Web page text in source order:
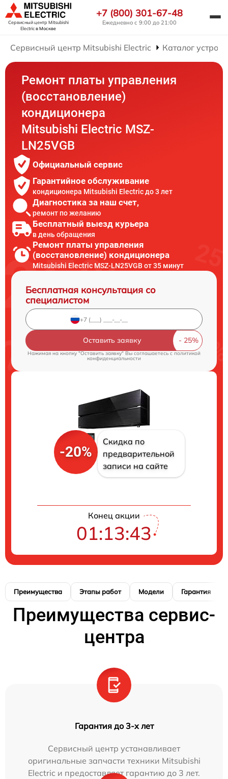
Сервисный центр Mitsubishi
Electricв Москве
+7 (800) 301-67-48
Ежедневно с 9:00 до 21:00
Сервисный центр Mitsubishi Electric Каталог
Ремонт платы управления
(восстановление)
кондиционера
Mitsubishi Electric MSZ-
LN25VGB
Официальный сервис
Гарантийное обслуживание
кондиционера Mitsubishi Electric до 3 лет
Диагностика за наш счет,
ремонт по желанию
Бесплатный выезд курьера
в день обращения
Ремонт платы управления
(восстановление) кондиционера
Mitsubishi Electric MSZ-LN25VGB от 35 минут
Бесплатная консультация со
специалистом
Оставить заявку
Нажимая на кнопку "Оставить заявку" Вы соглашаетесь c политикой
конфиденциальности
-20%
Скидка по
предварительной
записи на сайте
Конец акции
01:13:41
Преимущества Этапы работ Модели Гарантия
Преимущества сервис-
центра
Гарантия до 3-х лет
Сервисный центр устанавливает
оригинальные запчасти техники Mitsubishi
Electric и предоставляет гарантию до 3 лет.